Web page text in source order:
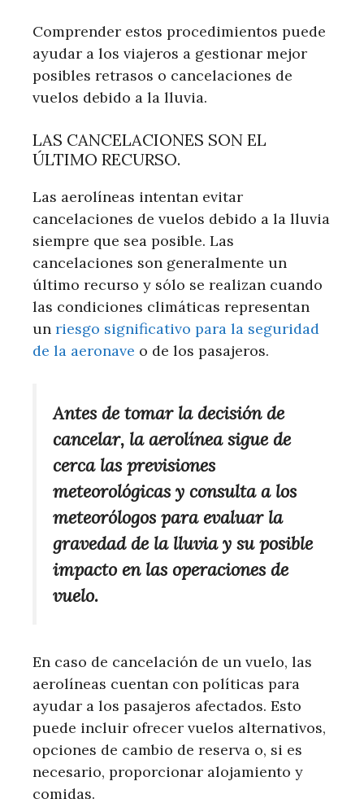
Comprender estos procedimientos puede
ayudar a los viajeros a gestionar mejor
posibles retrasos o cancelaciones de
vuelos debido a la lluvia.
LAS CANCELACIONES SON EL
ÚLTIMO RECURSO.
Las aerolíneas intentan evitar
cancelaciones de vuelos debido a la lluvia
siempre que sea posible. Las
cancelaciones son generalmente un
último recurso y sólo se realizan cuando
las condiciones climáticas representan
un riesgo significativo para la seguridad
de la aeronave o de los pasajeros.
Antes de tomar la decisión de
cancelar, la aerolínea sigue de
cerca las previsiones
meteorológicas y consulta a los
meteorólogos para evaluar la
gravedad de la lluvia y su posible
impacto en las operaciones de
vuelo.
En caso de cancelación de un vuelo, las
aerolíneas cuentan con políticas para
ayudar a los pasajeros afectados. Esto
puede incluir ofrecer vuelos alternativos,
opciones de cambio de reserva o, si es
necesario, proporcionar alojamiento y
comidas.